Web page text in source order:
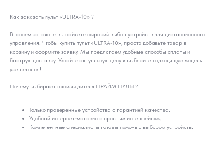
Как заказать пульт «ULTRA-10» ?
В нашем каталоге вы найдете широкий выбор устройств для дистанционного
управления. Чтобы купить пульт «ULTRA-10», просто добавьте товар в
корзину и оформите заявку. Мы предлагаем удобные способы оплаты и
быструю доставку. Узнайте актуальную цену и выберите подходящую модель
уже сегодня!
Почему выбирают производителя ПРАЙМ ПУЛЬТ?
Только проверенные устройства с гарантией качества.
Удобный интернет-магазин с простым интерфейсом.
Компетентные специалисты готовы помочь с выбором устройств.